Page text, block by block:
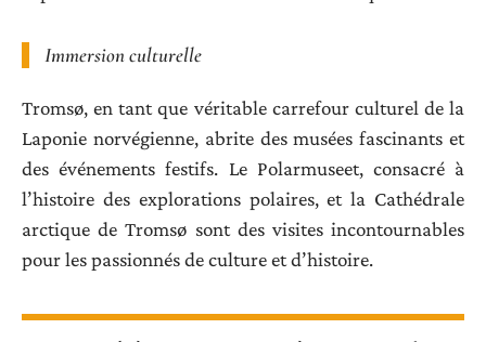
Immersion culturelle
Tromsø, en tant que véritable carrefour culturel de la
Laponie norvégienne, abrite des musées fascinants et
des événements festifs. Le Polarmuseet, consacré à
l’histoire des explorations polaires, et la Cathédrale
arctique de Tromsø sont des visites incontournables
pour les passionnés de culture et d’histoire.